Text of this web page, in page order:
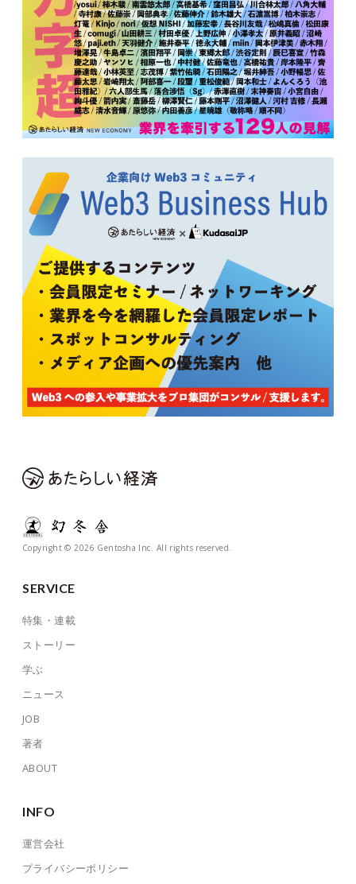
Copyright © 2026 Gentosha Inc. All rights reserved.
SERVICE
特集・連載
ストーリー
学ぶ
ニュース
JOB
著者
ABOUT
INFO
運営会社
プライバシーポリシー